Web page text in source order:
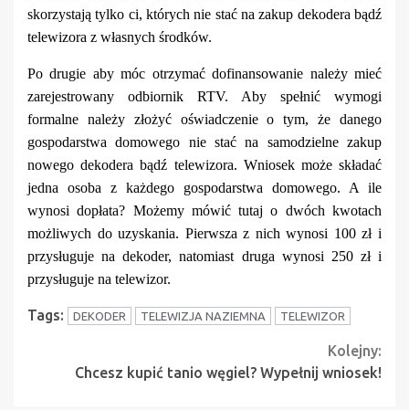
skorzystają tylko ci, których nie stać na zakup dekodera bądź
telewizora z własnych środków.
Po drugie aby móc otrzymać dofinansowanie należy mieć
zarejestrowany odbiornik RTV. Aby spełnić wymogi
formalne należy złożyć oświadczenie o tym, że danego
gospodarstwa domowego nie stać na samodzielne zakup
nowego dekodera bądź telewizora. Wniosek może składać
jedna osoba z każdego gospodarstwa domowego. A ile
wynosi dopłata? Możemy mówić tutaj o dwóch kwotach
możliwych do uzyskania. Pierwsza z nich wynosi 100 zł i
przysługuje na dekoder, natomiast druga wynosi 250 zł i
przysługuje na telewizor.
Tags: DEKODER TELEWIZJA NAZIEMNA TELEWIZOR
Continue
Reading
Kolejny:
Chcesz kupić tanio węgiel? Wypełnij wniosek!